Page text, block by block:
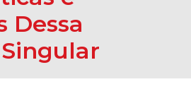
Dessa